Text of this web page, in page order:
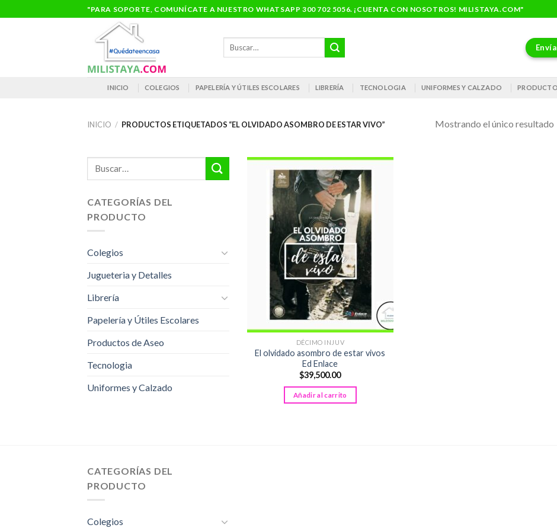
al
"PARA SOPORTE, COMUNÍCATE A NUESTRO WHATSAPP 300 702 5056. ¡CUENTA CON NOSOTROS! MILISTAYA.COM"
Buscar
INICIO COLEGIOS PAPELERÍA Y ÚTILES ESCOLARES LIBRERÍA TECNOLOGIA UNIFORMES Y CALZADO
INICIO / PRODUCTOS ETIQUETADOS “EL OLVIDADO ASOMBRO DE ESTAR VIVO” Mostrando el único resultado
Buscar
CATEGORÍAS DEL
PRODUCTO
Colegios
Jugueteria y Detalles
Librería
Papelería y Útiles Escolares
Productos de Aseo
Tecnologia
Uniformes y Calzado
DÉCIMO INJUV
El olvidado asombro de estar vivos
Ed Enlace
$39,500.00
Añadir al carrito
CATEGORÍAS DEL
PRODUCTO
Colegios